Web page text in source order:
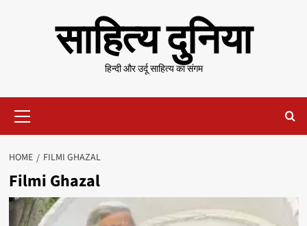
साहित्य दुनिया
हिन्दी और उर्दू साहित्य का संगम
Menu
HOME FILMI GHAZAL
Filmi Ghazal